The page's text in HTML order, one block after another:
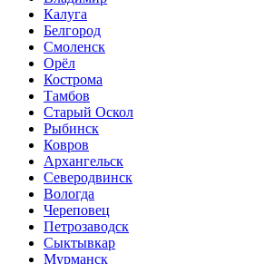
Калуга
Белгород
Смоленск
Орёл
Кострома
Тамбов
Старый Оскол
Рыбинск
Ковров
Архангельск
Северодвинск
Вологда
Череповец
Петрозаводск
Сыктывкар
Мурманск